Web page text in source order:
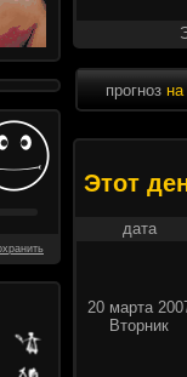
прогноз
Этот
дата
20 марта
Вторник